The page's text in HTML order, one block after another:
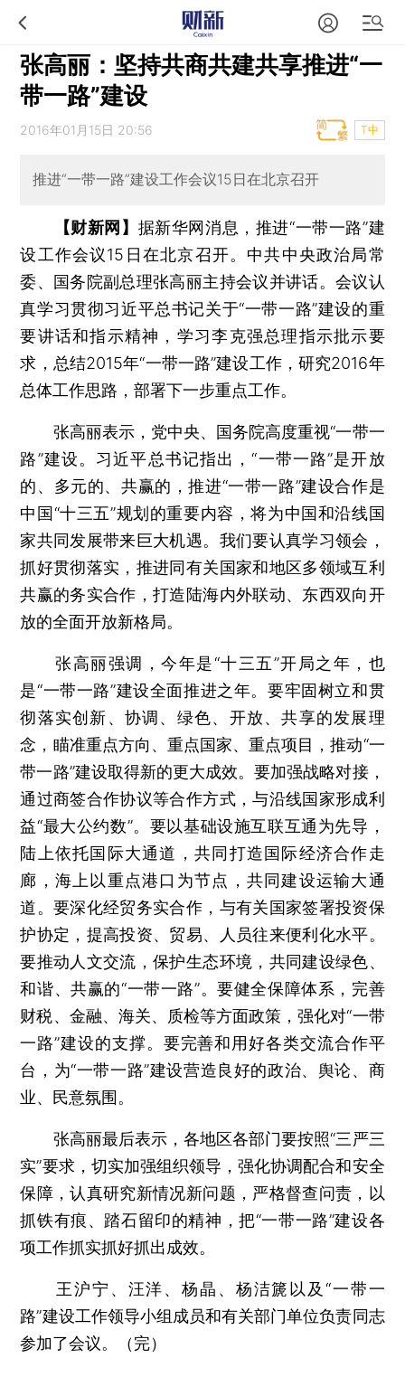
张高丽：坚持共商共建共享推进“一
带一路”建设
2016年01月15日 20:56 T中
推进“一带一路”建设工作会议15日在北京召开
【财新网】 据新华网消息，推进“一带一路”建
设工作会议15日在北京召开。中共中央政治局常
委、国务院副总理张高丽主持会议并讲话。会议认
真学习贯彻习近平总书记关于“一带一路”建设的重
要讲话和指示精神，学习李克强总理指示批示要
求，总结2015年“一带一路”建设工作，研究2016年
总体工作思路，部署下一步重点工作。
张高丽表示，党中央、国务院高度重视“一带一
路”建设。习近平总书记指出，“一带一路”是开放
的、多元的、共赢的，推进“一带一路”建设合作是
中国“十三五”规划的重要内容，将为中国和沿线国
家共同发展带来巨大机遇。我们要认真学习领会，
抓好贯彻落实，推进同有关国家和地区多领域互利
共赢的务实合作，打造陆海内外联动、东西双向开
放的全面开放新格局。
张高丽强调，今年是“十三五”开局之年，也
是“一带一路”建设全面推进之年。要牢固树立和贯
彻落实创新、协调、绿色、开放、共享的发展理
念，瞄准重点方向、重点国家、重点项目，推动“一
带一路”建设取得新的更大成效。要加强战略对接，
通过商签合作协议等合作方式，与沿线国家形成利
益“最大公约数”。要以基础设施互联互通为先导，
陆上依托国际大通道，共同打造国际经济合作走
廊，海上以重点港口为节点，共同建设运输大通
道。要深化经贸务实合作，与有关国家签署投资保
护协定，提高投资、贸易、人员往来便利化水平。
要推动人文交流，保护生态环境，共同建设绿色、
和谐、共赢的“一带一路”。要健全保障体系，完善
财税、金融、海关、质检等方面政策，强化对“一带
一路”建设的支撑。要完善和用好各类交流合作平
台，为“一带一路”建设营造良好的政治、舆论、商
业、民意氛围。
张高丽最后表示，各地区各部门要按照“三严三
实”要求，切实加强组织领导，强化协调配合和安全
保障，认真研究新情况新问题，严格督查问责，以
抓铁有痕、踏石留印的精神，把“一带一路”建设各
项工作抓实抓好抓出成效。
王沪宁、汪洋、杨晶、杨洁篪以及“一带一
路”建设工作领导小组成员和有关部门单位负责同志
参加了会议。（完）